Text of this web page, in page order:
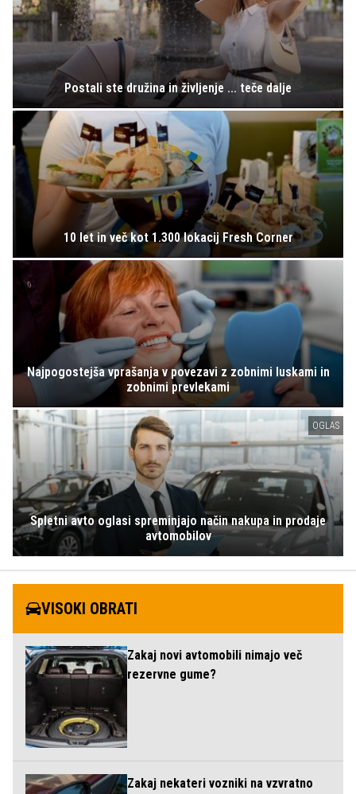
Postali ste družina in življenje ... teče dalje
10 let in več kot 1.300 lokacij Fresh Corner
Najpogostejša vprašanja v povezavi z zobnimi luskami in
zobnimi prevlekami
OGLAS
Spletni avto oglasi spreminjajo način nakupa in prodaje
avtomobilov
VISOKI OBRATI
Zakaj novi avtomobili nimajo več
rezervne gume?
Zakaj nekateri vozniki na vzvratno